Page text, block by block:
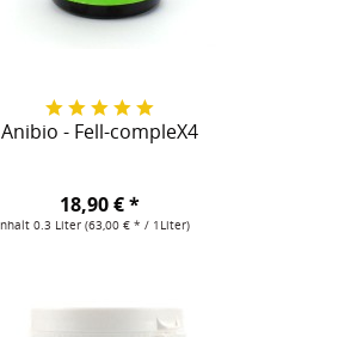
Anibio - Fell-compleX4
0.3 Liter(63,00 € * / 1Liter)
18,90 € *